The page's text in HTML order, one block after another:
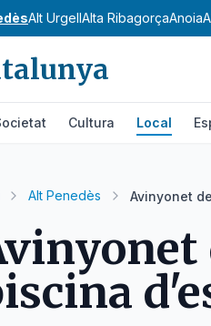
Alt UrgellAlta RibagorçaAnoia
Cultura Local
Alt Penedès Avinyonet